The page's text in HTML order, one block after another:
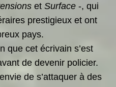
et Surface -, qui
prestigieux et ont
pays.
que cet écrivain s’est
de devenir policier.
de s’attaquer à des